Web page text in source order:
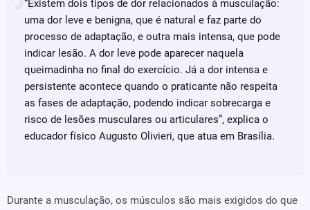
“Existem dois tipos de dor relacionados à musculação:
uma dor leve e benigna, que é natural e faz parte do
processo de adaptação, e outra mais intensa, que pode
indicar lesão. A dor leve pode aparecer naquela
queimadinha no final do exercício. Já a dor intensa e
persistente acontece quando o praticante não respeita
as fases de adaptação, podendo indicar sobrecarga e
risco de lesões musculares ou articulares”, explica o
educador físico Augusto Olivieri, que atua em Brasília.
Durante a musculação, os músculos são mais exigidos do que